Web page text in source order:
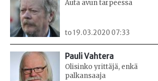
Auta avun tarpeessa
to 19.03.2020 07:33
Pauli Vahtera
Olisinko yrittäjä, enkä
palkansaaja